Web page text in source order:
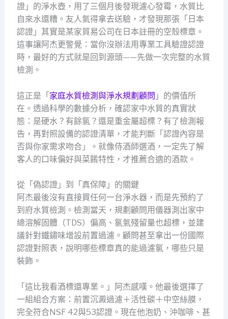
證」的淨水壺，用了三個月後發現濾心發霉，水質比
自來水還糟。友人氣得拿去送驗，才發現那張「日本
認證」其實是某家貿易公司在日本註冊的空殼標章。
這事讓阿杰更警覺：當你沒辦法用專業工具驗證認證
時，最好的方式就是回到源頭——先做一次完整的水質
檢測。
這正是「 家庭水質檢測與淨水規劃顧問 」的價值所
在。透過科學的數據分析，確認家中水質的真實狀
態：是硬水？有餘氯？還是重金屬超標？有了檢測報
告，再對照設備的認證清單，才能判斷「認證內容是
否與你家需求吻合」。就像侍酒師選酒，一定先了解
客人的口味偏好與菜餚特性，才推薦合適的酒款。
從「偽認證」到「真保障」的關鍵
阿杰最後沒有直接買任何一台淨水器，而是先預約了
到府水質檢測。檢測當天，規劃顧問用儀器測出家中
總溶解固體（TDS）偏高、氯氣殘留量也超標，並建
議針對鐵鏽味增設前置過濾。顧問甚至拿出一份國際
認證對照表，說明哪些標章真的能過濾氯，哪些只是
裝飾。
「這比我看酒標還專業。」阿杰感嘆。他最後選擇了
一組組合方案：前置沉澱過濾＋活性碳＋中空絲膜，
完全符合NSF 42與53認證。現在他泡奶、沖咖啡、甚